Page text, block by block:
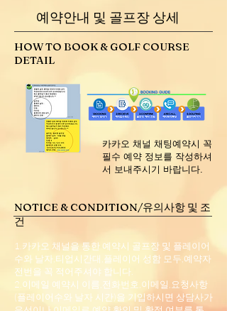
예약안내 및 골프장 상세
HOW TO BOOK & GOLF COURSE
DETAIL
​카카오 채널 채팅예약시 꼭
필수 예약 정보를 작성하셔
서 보내주시기 바랍니다.
NOTICE & CONDITION/유의사항 및 조
건
1.카카오 채널을 통한 예약시 골프장 및 플레이어
수와 날자,티업시간대,플레이어 성함 모두,예약자
전번을 꼭 적어주셔야 합니다.
2.이메일 예약시 이름,전화번호,이메일,요청사항
(플레이어수와 날자 시간)을 기입하시면 상담사가